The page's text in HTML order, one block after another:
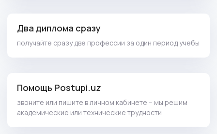
Два диплома сразу
получайте сразу две профессии за один период учебы
Помощь Postupi.uz
звоните или пишите в личном кабинете – мы решим
академические или технические трудности